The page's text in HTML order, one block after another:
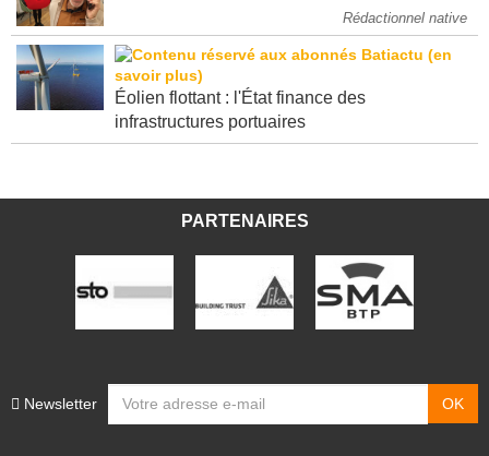
Rédactionnel native
Éolien flottant : l'État finance des
infrastructures portuaires
PARTENAIRES
Newsletter